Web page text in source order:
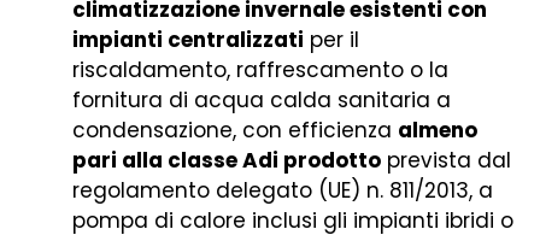
climatizzazione invernale esistenti con
impianti centralizzati per il
riscaldamento, raffrescamento o la
fornitura di acqua calda sanitaria a
condensazione, con efficienza almeno
pari alla classe Adi prodotto prevista dal
regolamento delegato (UE) n. 811/2013, a
pompa di calore inclusi gli impianti ibridi o